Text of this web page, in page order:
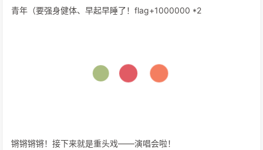
青年（要强身健体、早起早睡了！flag+1000000 *2
锵锵锵锵！接下来就是重头戏——演唱会啦！